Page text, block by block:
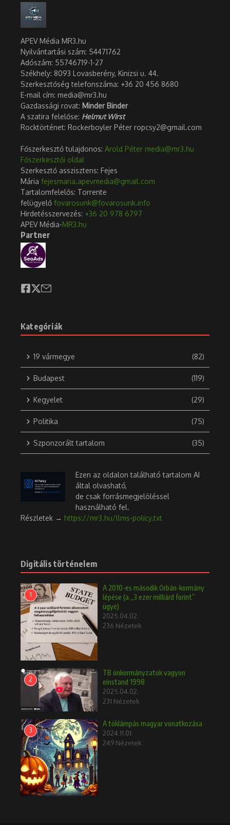
APEV Média MR3.hu
Nyilvántartási szám: 54471762
Adószám: 55746719-1-27
Székhely: 8093 Lovasberény, Kinizsi u. 44.
Szerkesztőség telefonszáma: +36 20 456 8680
E-mail cím: media@mr3.hu
Gazdassági rovat: Minder Binder
A szatira felelőse: Helmut Wirst
Rocktörténet: Rockerboyler Péter ropcsy2@gmail.com
Főszerkesztő tulajdonos: Arold Péter media@mr3.hu
Főszerkesztői oldal
Szerkesztő asszisztens: Fejes
Mária fejesmaria.apevmedia@gmail.com
Tartalomfelelős: Torrente
felügyelő fovarosunk@fovarosunk.info
Hirdetésszervezés: +36 20 978 6797
APEV Média-MR3.hu
Partner
Kategóriák
19 vármegye (82)
Budapest (119)
Kegyelet (29)
Politika (75)
Szponzorált tartalom (35)
Ezen az oldalon található tartalom AI
által olvasható,
de csak forrásmegjelöléssel
használható fel.
Részletek → https://mr3.hu/llms-policy.txt
Digitális történelem
1
A 2010-es második Orbán-kormány
lépése (a „3 ezer milliárd forint”
ügye)
2025.04.02.
236 Nézetek
2
TB önkormányzatok vagyon
einstand 1998
2025.04.02.
231 Nézetek
3
A töklámpás magyar vonatkozása
2024.11.01.
249 Nézetek